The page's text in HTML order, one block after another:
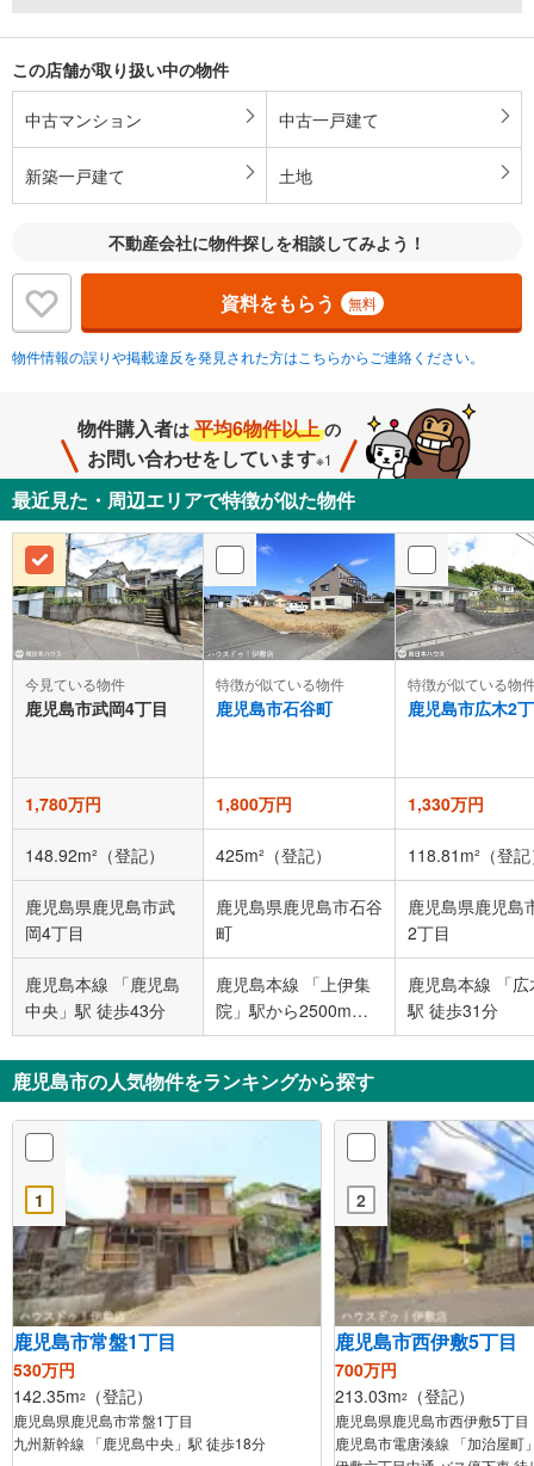
この店舗が取り扱い中の物件
中古マンション 中古一戸建て
新築一戸建て 土地
不動産会社に物件探しを相談してみよう！
資料をもらう 無料
物件情報の誤りや掲載違反を発見された方はこちらからご連絡ください。
物件購入者は 平均6物件以上 の
お問い合わせをしています※1
最近見た・周辺エリアで特徴が似た物件
今見ている物件
鹿児島市武岡4丁目
特徴が似ている物件
鹿児島市石谷町
特徴が似ている物
鹿児島市広木2
1,780万円 1,800万円 1,330万円
148.92m²（登記） 425m²（登記） 118.81m²（登
鹿児島県鹿児島市武
岡4丁目
鹿児島県鹿児島市石谷
町
鹿児島県鹿児島
2丁目
鹿児島本線 「鹿児島
中央」駅 徒歩43分
鹿児島本線 「上伊集
院」駅から2500m
車:5分
鹿児島本線 「
駅 徒歩31分
鹿児島市の人気物件をランキングから探す
1
鹿児島市常盤1丁目
530万円
142.35m2 （登記）
鹿児島県鹿児島市常盤1丁目
九州新幹線 「鹿児島中央」駅 徒歩18分
2
鹿児島市西伊敷5丁目
700万円
213.03m2 （登記）
鹿児島県鹿児島市西伊敷5丁目
鹿児島市電唐湊線 「加治屋町